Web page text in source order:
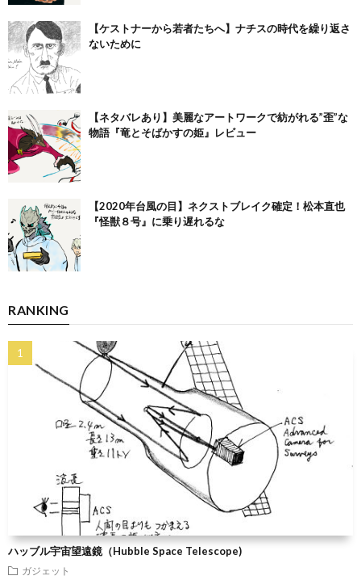
【ケストナーから若者たちへ】ナチスの時代を繰り返さ
ないために
【ネタバレあり】美麗なアートワークで紡がれる”歪”な
物語『竜とそばかすの姫』レビュー
【2020年台風の目】ネクストブレイク確定！松本直也
『怪獣８号』に乗り遅れるな
RANKING
ハッブル宇宙望遠鏡（Hubble Space Telescope)
ガジェット